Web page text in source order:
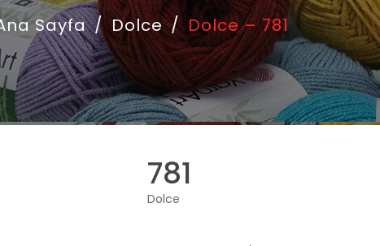
Sayfa / Dolce / Dolce – 781
781
Dolce